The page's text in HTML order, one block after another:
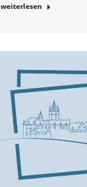
weiterlesen